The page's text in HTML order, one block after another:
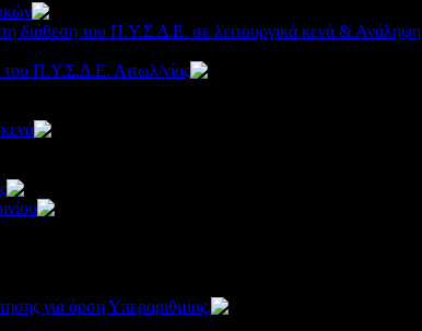
διάθεση του Π.Υ.Σ.Δ.Ε. σε λειτουργικά κενά & Ανάληψη
Π.Υ.Σ.Δ.Ε. Αιτωλ/νίας
για άρση Υπεραριθμίας.